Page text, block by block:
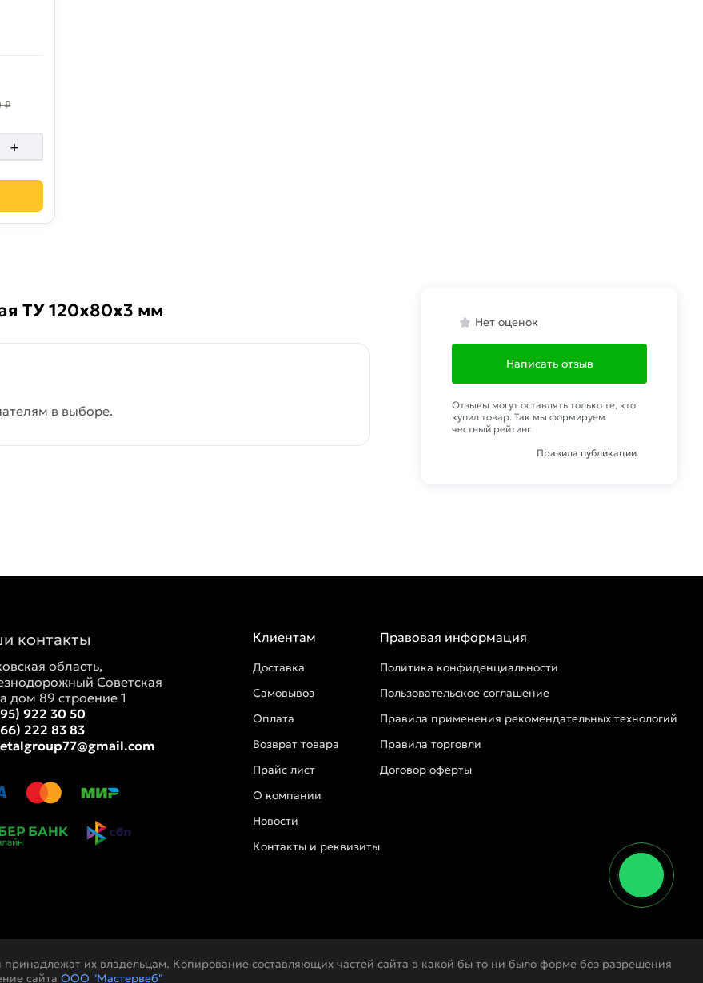
₽
+
ТУ 120х80х3 мм
в выборе.
Нет оценок
Написать отзыв
Отзывы могут оставлять только те, кто
купил товар. Так мы формируем
честный рейтинг
Правила публикации
контакты
область,
Советская
дом 89 строение 1
922 30 50
222 83 83
Клиентам
Доставка
Самовывоз
Оплата
Возврат товара
Прайс лист
О компании
Новости
Контакты и реквизиты
Правовая информация
Политика конфиденциальности
Пользовательское соглашение
Правила применения рекомендательных технологий
Правила торговли
Договор оферты
их владельцам. Копирование составляющих частей сайта в какой бы то ни было форме без разрешения
сайта ООО "Мастервеб"